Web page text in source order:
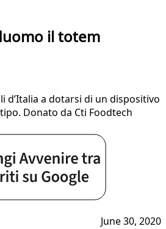
il totem
d’Italia a dotarsi di un dispositivo
Donato da Cti Foodtech
June 30, 2020